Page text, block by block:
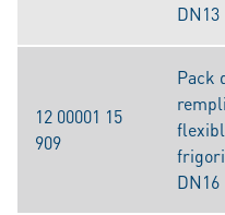
DN13
12 00001 15
909
Pack
DN16